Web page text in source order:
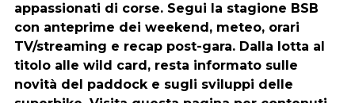
appassionati di corse. Segui la stagione BSB
con anteprime dei weekend, meteo, orari
TV/streaming e recap post-gara. Dalla lotta al
titolo alle wild card, resta informato sulle
novità del paddock e sugli sviluppi delle